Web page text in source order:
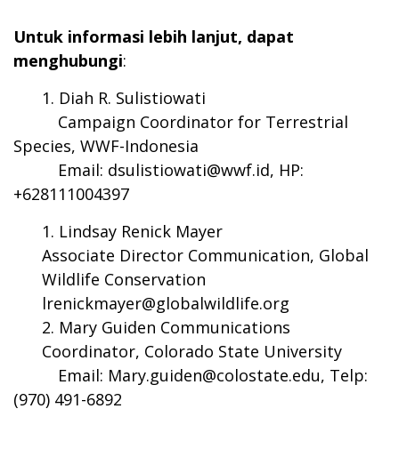
Untuk informasi lebih lanjut, dapat
menghubungi:
Diah R. Sulistiowati
Campaign Coordinator for Terrestrial
Species, WWF-Indonesia
Email: dsulistiowati@wwf.id, HP:
+628111004397
Lindsay Renick Mayer
Associate Director Communication, Global
Wildlife Conservation
lrenickmayer@globalwildlife.org
Mary Guiden Communications
Coordinator, Colorado State University
Email: Mary.guiden@colostate.edu, Telp:
(970) 491-6892